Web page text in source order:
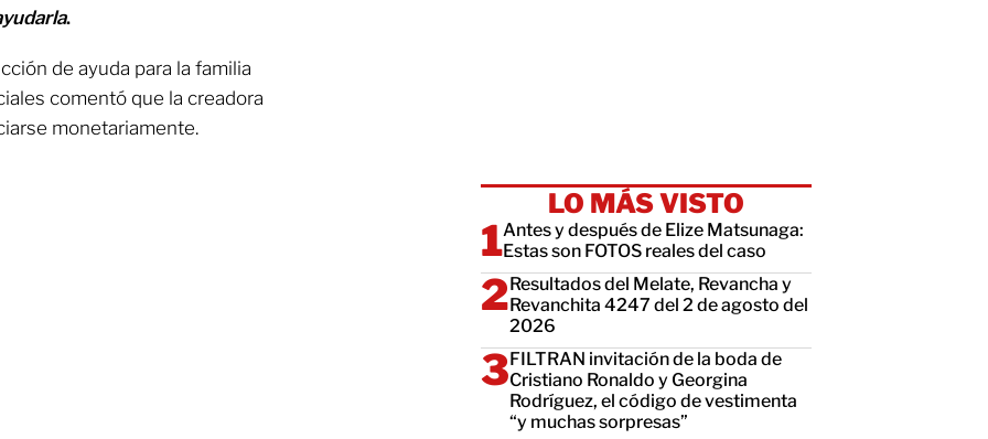
.
de ayuda para la familia
comentó que la creadora
monetariamente.
LO MÁS VISTO
Antes y después de Elize Matsunaga:
Estas son FOTOS reales del caso
Resultados del Melate, Revancha y
Revanchita 4247 del 2 de agosto del
2026
FILTRAN invitación de la boda de
Cristiano Ronaldo y Georgina
Rodríguez, el código de vestimenta
“y muchas sorpresas”